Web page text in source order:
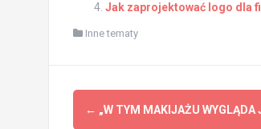
Jak zaprojektować logo dla
Inne tematy
Post
← „W TYM MAKIJAŻU WYGLĄDA